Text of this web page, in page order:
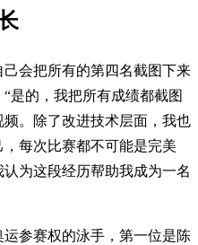
会把所有的第四名截图下来
是的，我把所有成绩都截图
。除了改进技术层面，我也
每次比赛都不可能是完美
为这段经历帮助我成为一名
参赛权的泳手，第一位是陈